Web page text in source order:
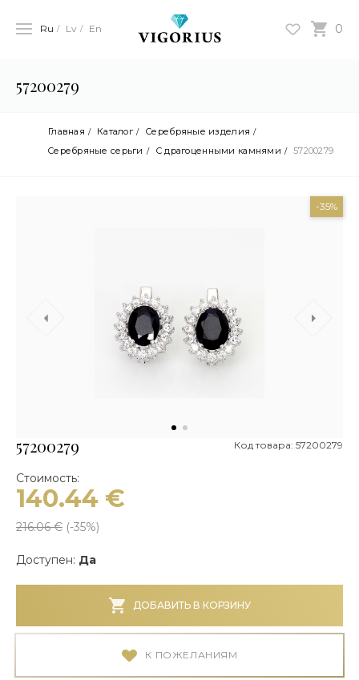
0
Ru Lv En
57200279
Главная Каталог
Серебряные изделия
Cеребряные серьги
С драгоценными камнями 57200279
-35%
57200279 Код товара: 57200279
Стоимость:
140.44 €
216.06€ (-35%)
Доступен: Да
ДОБАВИТЬ В КОРЗИНУ
К ПОЖЕЛАНИЯМ